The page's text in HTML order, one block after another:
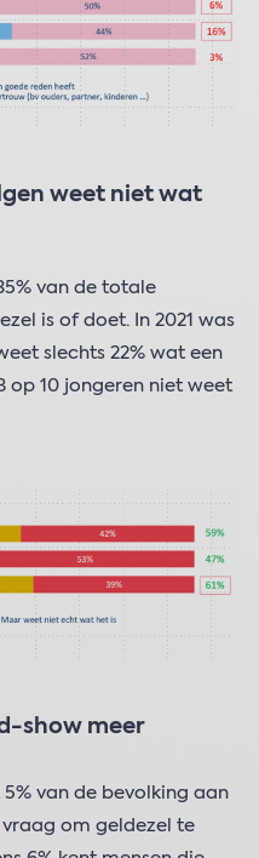
weet niet wat
van de totale
is of doet. In 2021 was
slechts 22% wat een
op 10 jongeren niet weet
show meer
van de bevolking aan
om geldezel te